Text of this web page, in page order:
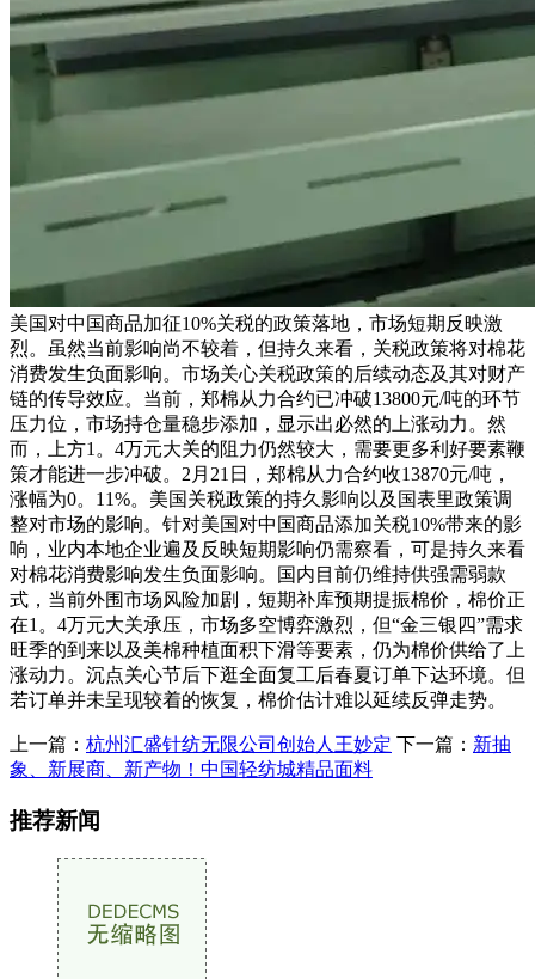
美国对中国商品加征10%关税的政策落地，市场短期反映激
烈。虽然当前影响尚不较着，但持久来看，关税政策将对棉花
消费发生负面影响。市场关心关税政策的后续动态及其对财产
链的传导效应。当前，郑棉从力合约已冲破13800元/吨的环节
压力位，市场持仓量稳步添加，显示出必然的上涨动力。然
而，上方1。4万元大关的阻力仍然较大，需要更多利好要素鞭
策才能进一步冲破。2月21日，郑棉从力合约收13870元/吨，
涨幅为0。11%。美国关税政策的持久影响以及国表里政策调
整对市场的影响。针对美国对中国商品添加关税10%带来的影
响，业内本地企业遍及反映短期影响仍需察看，可是持久来看
对棉花消费影响发生负面影响。国内目前仍维持供强需弱款
式，当前外围市场风险加剧，短期补库预期提振棉价，棉价正
在1。4万元大关承压，市场多空博弈激烈，但“金三银四”需求
旺季的到来以及美棉种植面积下滑等要素，仍为棉价供给了上
涨动力。沉点关心节后下逛全面复工后春夏订单下达环境。但
若订单并未呈现较着的恢复，棉价估计难以延续反弹走势。
上一篇： 杭州汇盛针纺无限公司创始人王妙定 下一篇： 新抽
象、新展商、新产物！中国轻纺城精品面料
推荐新闻